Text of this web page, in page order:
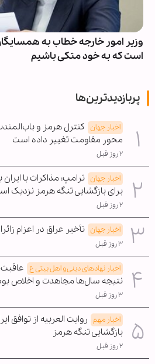
وزیر امور خارجه خطاب به
است که به خود متکی باشیم
پربازدیدترین‌ها
اخبار جهان کنترل هرمز و
محور مقاومت تغییر داده است
۲ روز قبل
اخبار جهان ترامپ: مذاکرات با
برای بازگشایی تنگه هرمز نزدیک
۲ روز قبل
اخبار جهان تأخیر عراق در اعزام
۳ روز قبل
اخبار نهادهای دینی و اهل بیتی ع
نتیجه سال‌ها مجاهدت و اخلاص
۳ روز قبل
اخبار مهم روایت العربیه از توافق
بازگشایی تنگه هرمز
۲ روز قبل